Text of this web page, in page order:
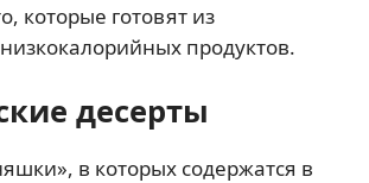
которые готовят из
продуктов.
десерты
в которых содержатся в